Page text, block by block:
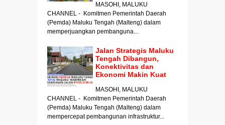
MASOHI, MALUKU
CHANNEL - Komitmen Pemerintah Daerah
(Pemda) Maluku Tengah (Malteng) dalam
memperjuangkan pembanguna...
Jalan Strategis Maluku
Tengah Dibangun,
Konektivitas dan
Ekonomi Makin Kuat
MASOHI, MALUKU
CHANNEL - Komitmen Pemerintah Daerah
(Pemda) Maluku Tengah (Malteng) dalam
mempercepat pembangunan infrastruktur...